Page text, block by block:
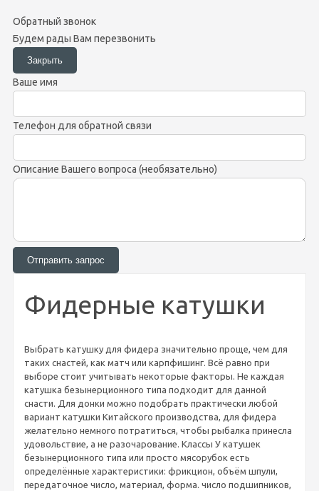
Обратный звонок
Будем рады Вам перезвонить
Ваше имя
Телефон для обратной связи
Описание Вашего вопроса (необязательно)
Фидерные катушки
Выбрать катушку для фидера значительно проще, чем для
таких снастей, как матч или карпфишинг. Всё равно при
выборе стоит учитывать некоторые факторы. Не каждая
катушка безынерционного типа подходит для данной
снасти. Для донки можно подобрать практически любой
вариант катушки Китайского производства, для фидера
желательно немного потратиться, чтобы рыбалка принесла
удовольствие, а не разочарование. Классы У катушек
безынерционного типа или просто мясорубок есть
определённые характеристики: фрикцион, объём шпули,
передаточное число, материал, форма. число подшипников,